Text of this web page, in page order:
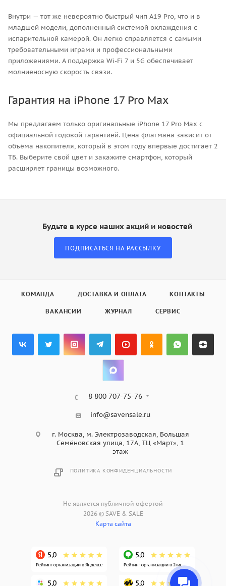
Внутри — тот же невероятно быстрый чип A19 Pro, что и в
младшей модели, дополненный системой охлаждения с
испарительной камерой. Он легко справляется с самыми
требовательными играми и профессиональными
приложениями. А поддержка Wi-Fi 7 и 5G обеспечивает
молниеносную скорость связи.
Гарантия на iPhone 17 Pro Max
Мы предлагаем только оригинальные iPhone 17 Pro Max с
официальной годовой гарантией. Цена флагмана зависит от
объёма накопителя, который в этом году впервые достигает 2
ТБ. Выберите свой цвет и закажите смартфон, который
расширяет границы возможного.
Будьте в курсе наших акций и новостей
ПОДПИСАТЬСЯ НА РАССЫЛКУ
КОМАНДА ДОСТАВКА И ОПЛАТА КОНТАКТЫ
ВАКАНСИИ ЖУРНАЛ СЕРВИС
8 800 707-75-76
info@savensale.ru
г. Москва, м. Электрозаводская, Большая
Семёновская улица, 17А, ТЦ «Март», 1
этаж
ПОЛИТИКА КОНФИДЕНЦИАЛЬНОСТИ
Не является публичной офертой
2026 © SAVE & SALE
Карта сайта